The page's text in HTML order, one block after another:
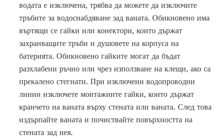
водата е изключена, трябва да можете да изключите
тръбите за водоснабдяване зад ваната. Обикновено има
въртящи се гайки или конектори, които държат
захранващите тръби и душовете на корпуса на
батерията. Обикновено гайките могат да бъдат
разхлабени ръчно или чрез използване на клещи, ако са
прекалено стегнати. При изключени водопроводни
линии изключете монтажните гайки, които държат
кранчето на ваната върху стената или ваната. След това
издърпайте ваната и почиствайте повърхността на
стената зад нея.